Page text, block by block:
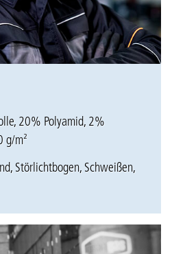
20% Polyamid, 2%
g/m²
Störlichtbogen, Schweißen,